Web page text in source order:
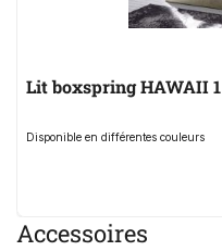
Lit boxspring HAWAII 1
Disponible en différentes couleurs
Accessoires